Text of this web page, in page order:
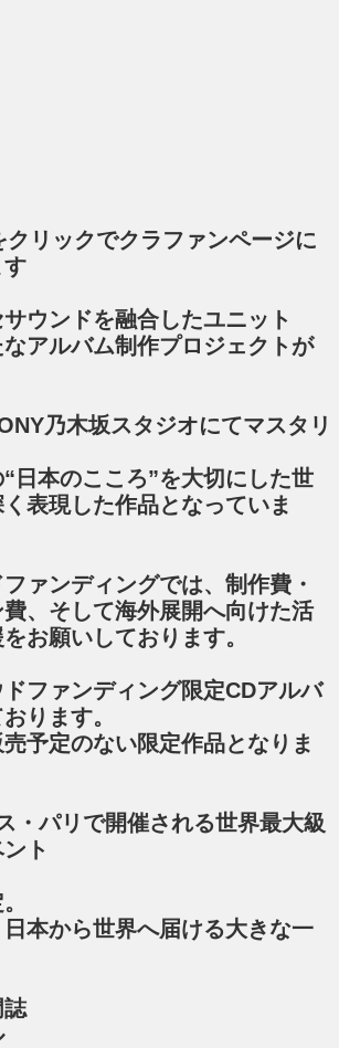
クリックでクラファンページに
す
ウンドを融合したユニット
なアルバム制作プロジェクトが
乃木坂スタジオにてマスタリ
日本のこころ”を大切にした世
表現した作品となっていま
ァンディングでは、制作費・
、そして海外展開へ向けた活
お願いしております。
ファンディング限定CDアルバ
ります。
予定のない限定作品となりま
・パリで開催される世界最大級
ト
本から世界へ届ける大きな一
誌